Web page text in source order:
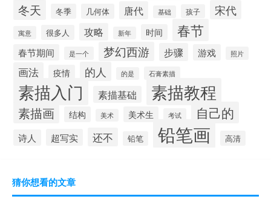
冬天 冬季 几何体 唐代 基础 孩子 宋代
寓意 很多人 攻略 新年 时间 春节
春节期间 是一个 梦幻西游 步骤 游戏 照片
画法 疫情 的人 的是 石膏素描
素描入门 素描基础 素描教程
素描画 结构 美术 美术生 考试 自己的
诗人 超写实 还不 铅笔 铅笔画 高清
猜你想看的文章